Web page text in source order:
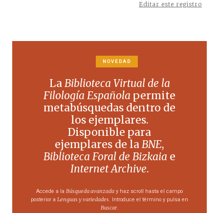
Editar este registro
NOVEDAD
LaBiblioteca Virtual de la
Filología Española permite
metabúsquedas dentro de
los ejemplares.
Disponible para
ejemplares de laBNE,
Biblioteca Foral de Bizkaia e
Internet Archive.
Accede a la Búsqueda avanzada y haz scroll hasta el campo
posterior a Lenguas y variedades . Introduce el término y pulsa en
Buscar.